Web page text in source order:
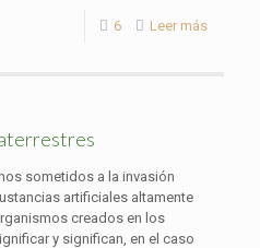
6 Leer más
sometidos a la invasión
artificiales altamente
creados en los
y significan, en el caso